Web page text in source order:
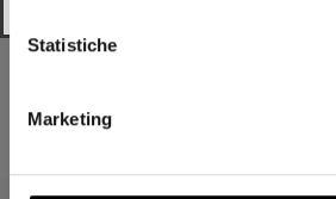
Statistiche
Marketing
Tu pourrais aimer